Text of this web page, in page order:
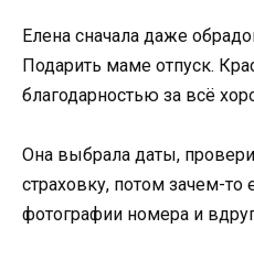
Елена сначала даже
Подарить маме отпуск.
благодарностью за всё
Она выбрала даты,
страховку, потом зачем-то
фотографии номера и